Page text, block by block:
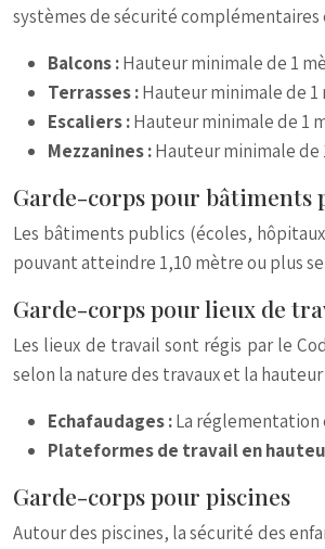
systèmes de sécurité
Balcons :Hauteur minimale de 1
Terrasses :Hauteur minimale de 1
Escaliers :Hauteur minimale de 1
Mezzanines :Hauteur minimale de
Garde-corps pour bâtiments
Les bâtiments publics (écoles,
pouvant atteindre 1,10 mètre ou plus
Garde-corps pour lieux de
Les lieux de travail sont régis par le
selon la nature des travaux et la
Echafaudages :La réglementation
Plateformes de travail en
Garde-corps pour piscines
Autour des piscines, la sécurité des